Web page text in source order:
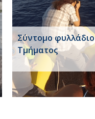
Σύντομο
Τμήματος